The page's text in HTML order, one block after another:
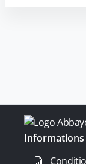
Informations